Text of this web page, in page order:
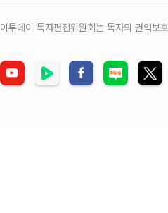
이투데이 독자편집위원회는 독자의 권익보